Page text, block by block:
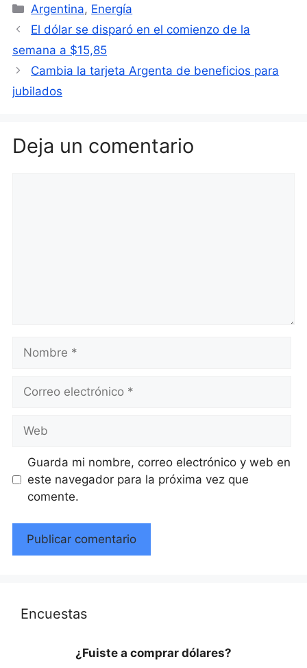
Categorías
Argentina, Energía
El dólar se disparó en el comienzo de la
semana a $15,85
Cambia la tarjeta Argenta de beneficios para
jubilados
Deja un comentario
Nombre
Correo
Web
Guarda mi nombre, correo electrónico y web en
este navegador para la próxima vez que
comente.
Encuestas
¿Fuiste a comprar dólares?